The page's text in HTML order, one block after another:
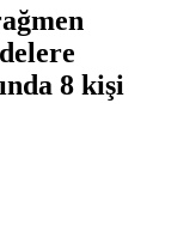
8 kişi